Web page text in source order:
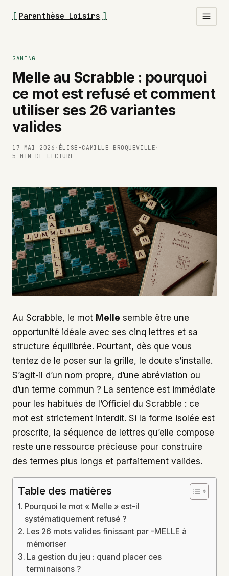
[ Parenthèse Loisirs ]
GAMING
Melle au Scrabble : pourquoi
ce mot est refusé et comment
utiliser ses 26 variantes
valides
17 MAI 2026 · ÉLISE-CAMILLE BROQUEVILLE ·
5 MIN DE LECTURE
Au Scrabble, le mot Melle semble être une
opportunité idéale avec ses cinq lettres et sa
structure équilibrée. Pourtant, dès que vous
tentez de le poser sur la grille, le doute s’installe.
S’agit-il d’un nom propre, d’une abréviation ou
d’un terme commun ? La sentence est immédiate
pour les habitués de l’Officiel du Scrabble : ce
mot est strictement interdit. Si la forme isolée est
proscrite, la séquence de lettres qu’elle compose
reste une ressource précieuse pour construire
des termes plus longs et parfaitement valides.
Table des matières
Pourquoi le mot « Melle » est-il
systématiquement refusé ?
Les 26 mots valides finissant par -MELLE à
mémoriser
La gestion du jeu : quand placer ces
terminaisons ?